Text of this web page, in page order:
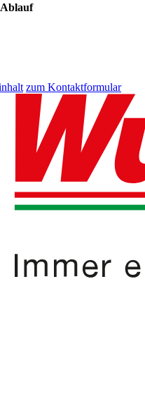
Ablauf
zum Kontaktformular